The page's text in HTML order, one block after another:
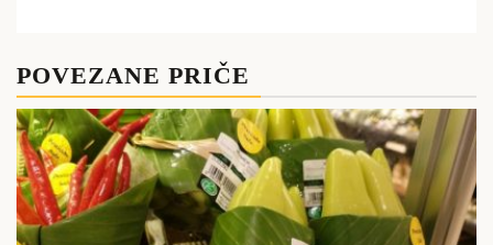
POVEZANE PRIČE